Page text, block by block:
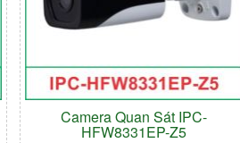
Camera Quan Sát IPC-
HFW8331EP-Z5